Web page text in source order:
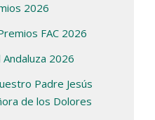
2026
FAC 2026
2026
Padre Jesús
de los Dolores